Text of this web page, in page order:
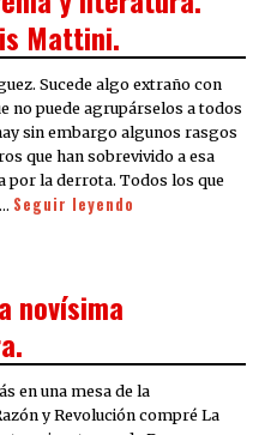
Mattini.
Sucede algo extraño con
no puede agrupárselos a todos
sin embargo algunos rasgos
que han sobrevivido a esa
por la derrota. Todos los que
Seguir leyendo
novísima
en una mesa de la
y Revolución compré La